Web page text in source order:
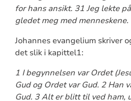
for hans ansikt. 31 Jeg lekte
gledet meg med menneskene.
Johannes evangelium skriver
det slik i kapittel1:
1 I begynnelsen var Ordet
Gud og Ordet var Gud. 2 Han
Gud. 3 Alt er blitt til ved ham,